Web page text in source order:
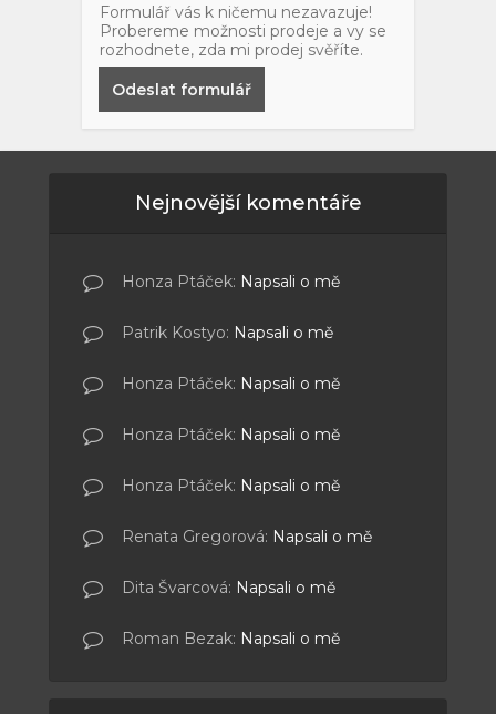
Formulář vás k ničemu nezavazuje!
Probereme možnosti prodeje a vy se
rozhodnete, zda mi prodej svěříte.
Odeslat formulář
Nejnovější komentáře
Honza Ptáček: Napsali o mě
Patrik Kostyo: Napsali o mě
Honza Ptáček: Napsali o mě
Honza Ptáček: Napsali o mě
Honza Ptáček: Napsali o mě
Renata Gregorová: Napsali o mě
Dita Švarcová: Napsali o mě
Roman Bezak: Napsali o mě